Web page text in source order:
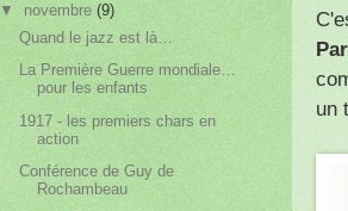
un
▼ novembre(9)
Quand le jazz est là…
La Première Guerre mondiale…
pour les enfants
1917 - les premiers chars en
action
Conférence de Guy de
Rochambeau